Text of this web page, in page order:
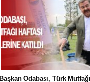
Başkan Odabaşı, Türk Mutfağı